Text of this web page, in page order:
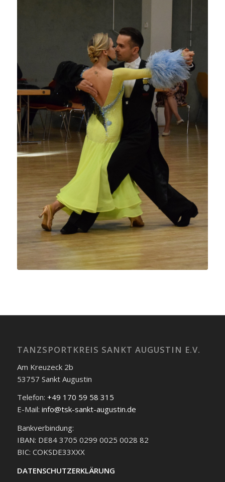
TANZSPORTKREIS SANKT AUGUSTIN E.V.
Am Kreuzeck 2b
53757 Sankt Augustin
Telefon: +49 170 59 58 315
E-Mail: info@tsk-sankt-augustin.de
Bankverbindung:
IBAN: DE84 3705 0299 0025 0028 82
BIC: COKSDE33XXX
DATENSCHUTZERKLÄRUNG